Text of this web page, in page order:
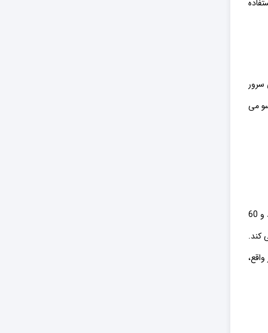
سرور
می
قهوه قطره ای دارای محتوای کافئین 90 تا 160 میلی گرم در هر فنجان (150 میلی لیتر) است، در حالی که اسپرسو می تواند کمتر از نصف باشد و 60
کند.